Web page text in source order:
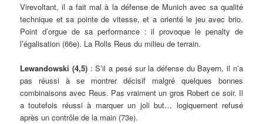
Virevoltant, il a fait mal à la défense de Munich avec sa qualité
technique et sa pointe de vitesse, et a orienté le jeu avec brio.
Point d’orgue de sa performance : il provoque le penalty de
l’égalisation (66e). La Rolls Reus du milieu de terrain.
Lewandowski (4,5): S’il a pesé sur la défense du Bayern, il n’a
pas réussi à se montrer décisif malgré quelques bonnes
combinaisons avec Reus. Pas vraiment un gros Robert ce soir. Il
a toutefois réussi à marquer un joli but… logiquement refusé
après un contrôle de la main (73e).